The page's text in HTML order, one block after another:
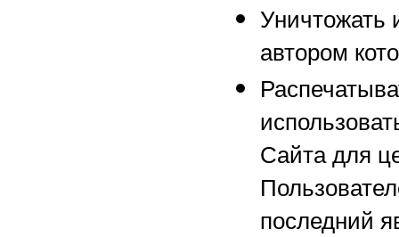
автором
Сайта для
последний